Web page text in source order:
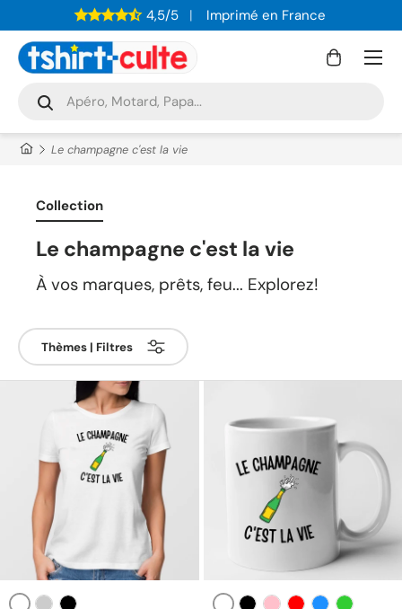
ALLER AU CONTENU
4,5/5 Imprimé en France
Recherche
Rechercher
Panier
Menu
Le champagne c'est la vie
Collection
Le champagne c'est la vie
À vos marques, prêts, feu... Explorez!
Thèmes | Filtres